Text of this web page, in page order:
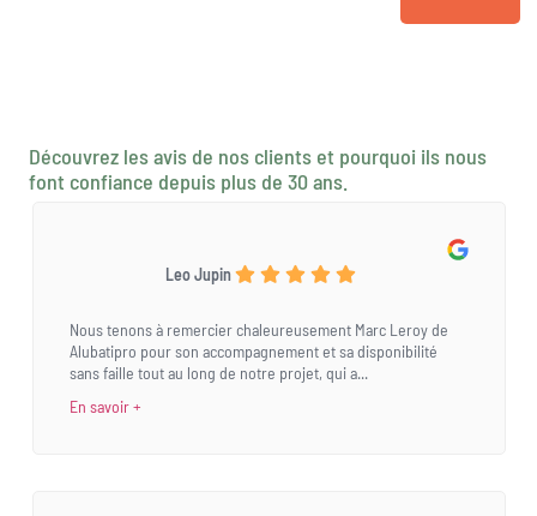
Découvrez les avis de nos clients et pourquoi ils nous
font confiance depuis plus de 30 ans.
Leo Jupin
Nous tenons à remercier chaleureusement Marc Leroy de
Alubatipro pour son accompagnement et sa disponibilité
sans faille tout au long de notre projet, qui a...
En savoir +